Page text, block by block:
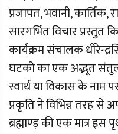
प्रजापत, भवानी,
सारगर्भित विचार प्रस्तुत
कार्यक्रम संचालक
घटको का एक अद्भूत
स्वार्थ या विकास के
प्रकृति ने विभिन्न तरह से
ब्रह्माण्ड़ की एक मात्र इस